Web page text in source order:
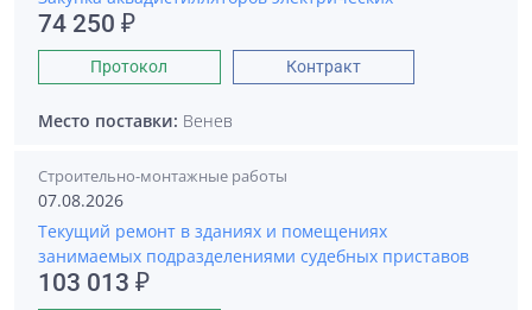
74 250 ₽
Протокол Контракт
Место поставки: Венев
Строительно-монтажные работы
07.08.2026
Текущий ремонт в зданиях и помещениях
занимаемых подразделениями судебных приставов
103 013 ₽